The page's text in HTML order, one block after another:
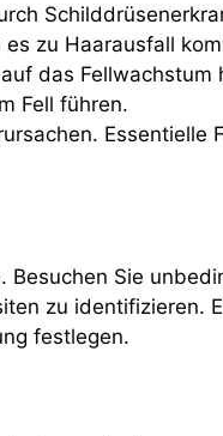
zu Haarausfall
das
Fell führen.
Sie
zu identifizieren.
festlegen.